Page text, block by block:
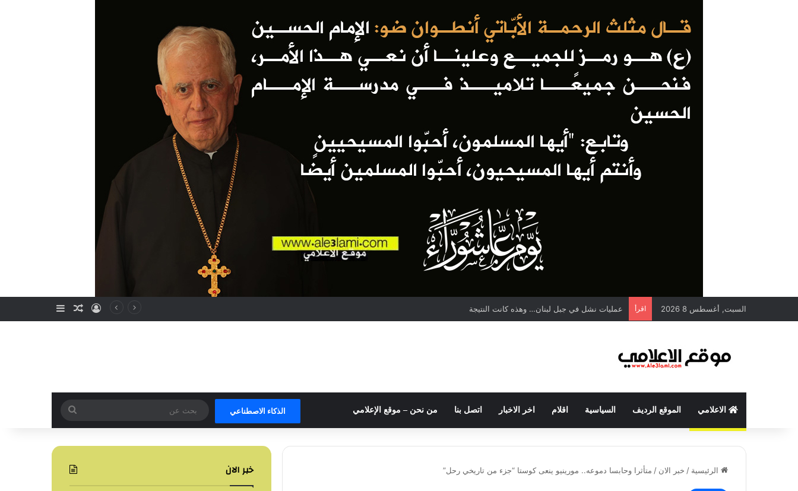
السبت, أغسطس 8 2026 اقرأ عمليات نشل في جبل لبنان… وهذه كانت النتيجة تسجيل الدخول
مقال عشوائي
إضافة عمود
الاعلامي الموقع الرديف السياسية اقلام اخر الاخبار اتصل بنا من نحن – موقع الإعلامي الذكاء الاصطناعي
بحث
عن
الرئيسية / خبر الان / متأثرا وحابسا دموعه.. مورينيو ينعى كوستا “جزء من تاريخي رحل” خبر الان